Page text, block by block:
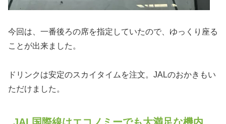
今回は、一番後ろの席を指定していたので、ゆっくり座る
ことが出来ました。
ドリンクは安定のスカイタイムを注文。JALのおかきもい
ただけました。